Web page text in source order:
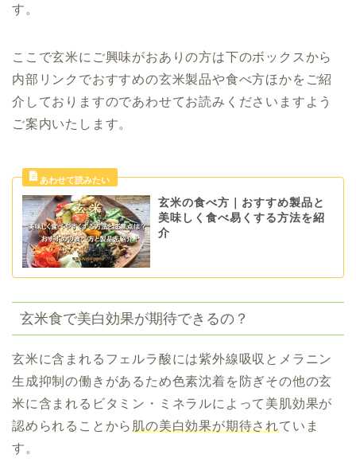
す。
ここで玄米にご興味がおありの方は下のボックスから
内部リンクでおすすめの玄米製品や食べ方ほかをご紹
介しておりますのであわせてお読みくださいますよう
ご案内いたします。
玄米の食べ方｜おすすめ製品と
美味しく食べ易くする方法を紹
介
玄米食で美白効果が期待できるの？
玄米に含まれるフェルラ酸には紫外線吸収と メラニン
生成抑制の働きがあるため色素沈着を防ぎその他の玄
米に含まれるビタミン・ミネラルによって美肌効果が
認められることから 肌の美白効果が期待されていま
す。